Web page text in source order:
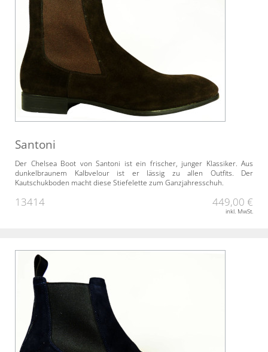
Santoni
Der Chelsea Boot von Santoni ist ein frischer, junger Klassiker. Aus
dunkelbraunem Kalbvelour ist er lässig zu allen Outfits. Der
Kautschukboden macht diese Stiefelette zum Ganzjahresschuh.
13414 449,00 €
inkl. MwSt.